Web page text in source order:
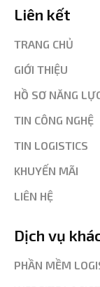
Liên kết
TRANG CHỦ
GIỚI THIỆU
HỒ SƠ NĂNG
TIN CÔNG NGHỆ
TIN LOGISTICS
KHUYẾN MÃI
LIÊN HỆ
Dịch vụ
PHẦN MỀM